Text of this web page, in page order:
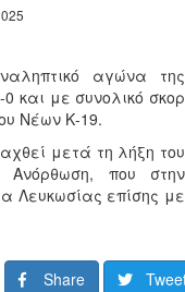
αγώνα της
και με συνολικό σκορ
Νέων Κ-19.
μετά τη λήξη του
που στην
Λευκωσίας επίσης με
Share